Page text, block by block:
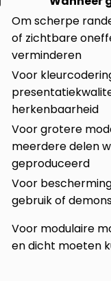
Om scherpe
of zichtbare
verminderen
Voor
herkenbaarheid
Voor grotere
meerdere delen
geproduceerd
Voor
gebruik of
Voor modulaire
en dicht moeten